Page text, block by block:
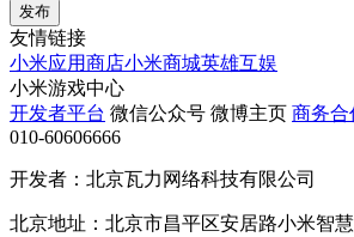
发布
友情链接
小米应用商店小米商城英雄互娱
小米游戏中心
开发者平台 微信公众号 微博主页 商务合
010-60606666
开发者：北京瓦力网络科技有限公司
北京地址：北京市昌平区安居路小米智